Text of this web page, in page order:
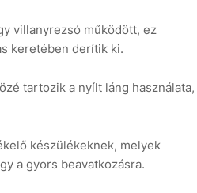
villanyrezsó működött, ez
keretében derítik ki.
tartozik a nyílt láng használata,
készülékeknek, melyek
a gyors beavatkozásra.